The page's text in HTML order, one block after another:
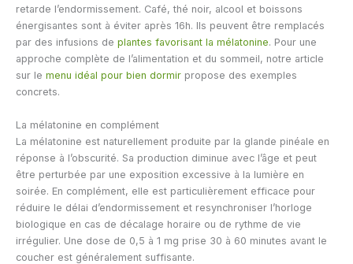
retarde l’endormissement. Café, thé noir, alcool et boissons
énergisantes sont à éviter après 16h. Ils peuvent être remplacés
par des infusions de plantes favorisant la mélatonine. Pour une
approche complète de l’alimentation et du sommeil, notre article
sur le menu idéal pour bien dormir propose des exemples
concrets.
La mélatonine en complément
La mélatonine est naturellement produite par la glande pinéale en
réponse à l’obscurité. Sa production diminue avec l’âge et peut
être perturbée par une exposition excessive à la lumière en
soirée. En complément, elle est particulièrement efficace pour
réduire le délai d’endormissement et resynchroniser l’horloge
biologique en cas de décalage horaire ou de rythme de vie
irrégulier. Une dose de 0,5 à 1 mg prise 30 à 60 minutes avant le
coucher est généralement suffisante.